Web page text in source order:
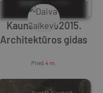
Kaunas 19182015.
Architektūros gidas
Prieš 4 m.